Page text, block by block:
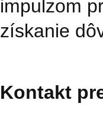
impulzom
získanie
Kontakt